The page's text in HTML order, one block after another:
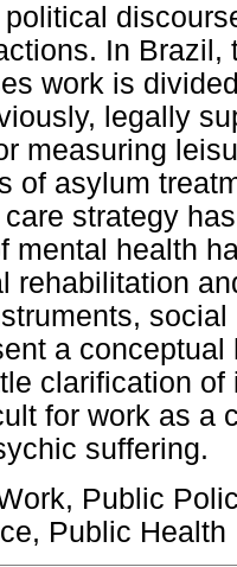
In
work is
legally
measuring
of asylum
strategy
mental health
rehabilitation
a
clarification
for work as a
suffering.
Public
Public Health